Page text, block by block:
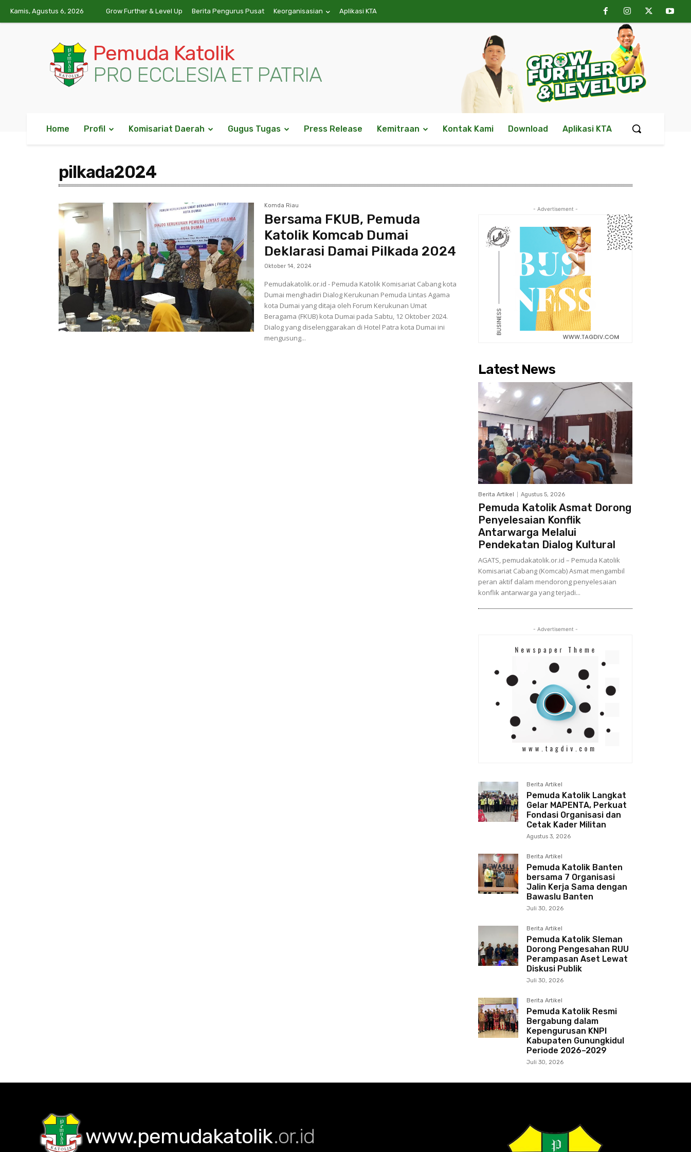
Kamis, Agustus 6, 2026 Grow Further & Level Up Berita Pengurus Pusat Keorganisasian Aplikasi KTA
Pemuda Katolik
PRO ECCLESIA ET PATRIA
Home Profil Komisariat Daerah Gugus Tugas Press Release Kemitraan Kontak Kami Download Aplikasi KTA
pilkada2024
Komda Riau
Bersama FKUB, Pemuda
Katolik Komcab Dumai
Deklarasi Damai Pilkada 2024
Oktober 14, 2024
Pemudakatolik.or.id - Pemuda Katolik Komisariat Cabang kota
Dumai menghadiri Dialog Kerukunan Pemuda Lintas Agama
kota Dumai yang ditaja oleh Forum Kerukunan Umat
Beragama (FKUB) kota Dumai pada Sabtu, 12 Oktober 2024.
Dialog yang diselenggarakan di Hotel Patra kota Dumai ini
mengusung...
- Advertisement -
Latest News
Berita Artikel Agustus 5, 2026
Pemuda Katolik Asmat Dorong
Penyelesaian Konflik
Antarwarga Melalui
Pendekatan Dialog Kultural
AGATS, pemudakatolik.or.id – Pemuda Katolik
Komisariat Cabang (Komcab) Asmat mengambil
peran aktif dalam mendorong penyelesaian
konflik antarwarga yang terjadi...
- Advertisement -
Berita Artikel
Pemuda Katolik Langkat
Gelar MAPENTA, Perkuat
Fondasi Organisasi dan
Cetak Kader Militan
Agustus 3, 2026
Berita Artikel
Pemuda Katolik Banten
bersama 7 Organisasi
Jalin Kerja Sama dengan
Bawaslu Banten
Juli 30, 2026
Berita Artikel
Pemuda Katolik Sleman
Dorong Pengesahan RUU
Perampasan Aset Lewat
Diskusi Publik
Juli 30, 2026
Berita Artikel
Pemuda Katolik Resmi
Bergabung dalam
Kepengurusan KNPI
Kabupaten Gunungkidul
Periode 2026–2029
Juli 30, 2026
www.pemudakatolik.or.id